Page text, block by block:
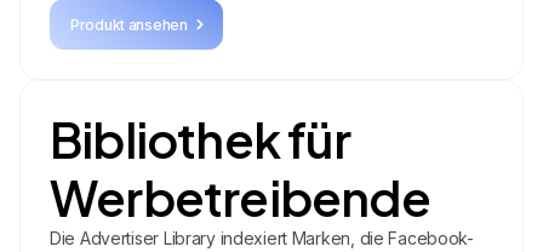
Produkt ansehen
Bibliothek für
Werbetreibende
Die Advertiser Library indexiert Marken, die Facebook-